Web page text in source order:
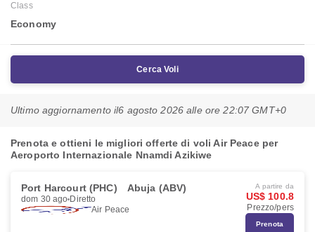
Class
Economy
Cerca Voli
Ultimo aggiornamento il6 agosto 2026 alle ore 22:07 GMT+0
Prenota e ottieni le migliori offerte di voli Air Peace per
Aeroporto Internazionale Nnamdi Azikiwe
Port Harcourt (PHC) Abuja (ABV)
dom 30 ago Diretto
Air Peace
A partire da
US$ 100.8
Prezzo/pers
Prenota